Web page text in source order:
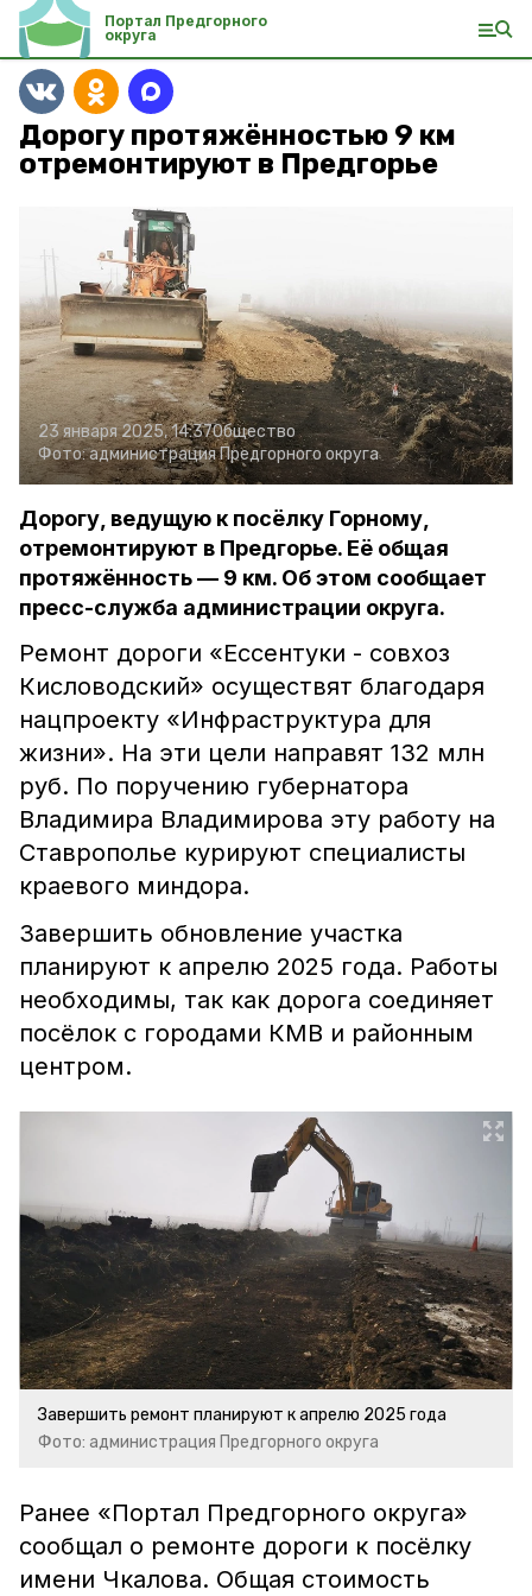
Портал Предгорного
округа
Дорогу протяжённостью 9 км
отремонтируют в Предгорье
23 января 2025, 14:37Общество
Фото:администрация Предгорного округа
Дорогу, ведущую к посёлку Горному,
отремонтируют в Предгорье. Её общая
протяжённость — 9 км. Об этом сообщает
пресс-служба администрации округа.
Ремонт дороги «Ессентуки - совхоз
Кисловодский» осуществят благодаря
нацпроекту «Инфраструктура для
жизни». На эти цели направят 132 млн
руб. По поручению губернатора
Владимира Владимирова эту работу на
Ставрополье курируют специалисты
краевого миндора.
Завершить обновление участка
планируют к апрелю 2025 года. Работы
необходимы, так как дорога соединяет
посёлок с городами КМВ и районным
центром.
Завершить ремонт планируют к апрелю 2025 года
Фото: администрация Предгорного округа
Ранее «Портал Предгорного округа»
сообщал о ремонте дороги к посёлку
имени Чкалова. Общая стоимость